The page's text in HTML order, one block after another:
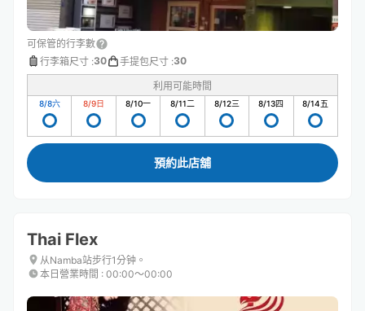
可保管的行李數
行李箱尺寸 :30 手提包尺寸 :30
利用可能時間
8/8六 8/9日 8/10一 8/11二 8/12三 8/13四 8/14五
預約此店舖
Thai Flex
从Namba站步行1分钟。
本日營業時間 : 00:00〜00:00